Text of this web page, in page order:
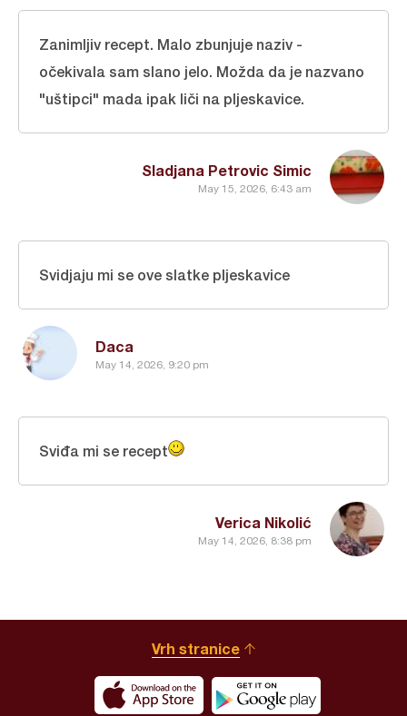
Sladjana Petrovic Simic
May 15, 2026, 6:43 am
Zanimljiv recept. Malo zbunjuje naziv -
očekivala sam slano jelo. Možda da je nazvano
"uštipci" mada ipak liči na pljeskavice.
Daca
May 14, 2026, 9:20 pm
Svidjaju mi se ove slatke pljeskavice
Verica Nikolić
May 14, 2026, 8:38 pm
Sviđa mi se recept
Vrh stranice